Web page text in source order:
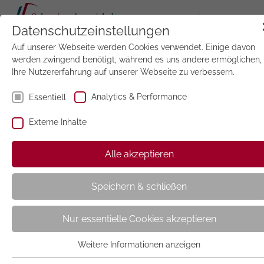
Jetzt
testen
Studie zur Nutzung von
Printzeitschriften
Datenschutzeinstellungen
Auf unserer Webseite werden Cookies verwendet. Einige davon
werden zwingend benötigt, während es uns andere ermöglichen,
Ihre Nutzererfahrung auf unserer Webseite zu verbessern.
Essentiell Analytics & Performance
Externe Inhalte
Alle akzeptieren
Speichern & schließen
Nur essentielle Cookies akzeptieren
Weitere Informationen anzeigen